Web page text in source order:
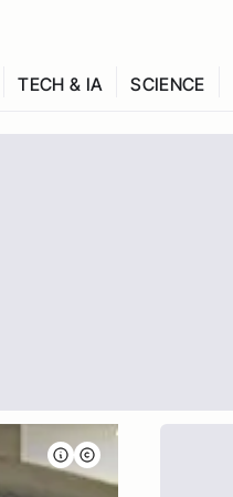
TECH & IA SCIENCE